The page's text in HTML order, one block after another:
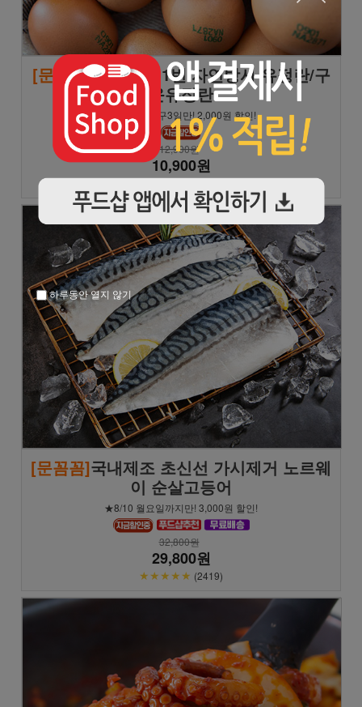
[문꼼꼼]난각번호 1번 자연방사 유정란/구
운유정란
★일월화 공구3일만! 2,000원 할인!
12,900원
10,900원
★★★★★(162)
[문꼼꼼]국내제조 초신선 가시제거 노르웨
이 순살고등어
★8/10 월요일까지만! 3,000원 할인!
32,800원
29,800원
★★★★★ (2419)
하루동안 열지 않기